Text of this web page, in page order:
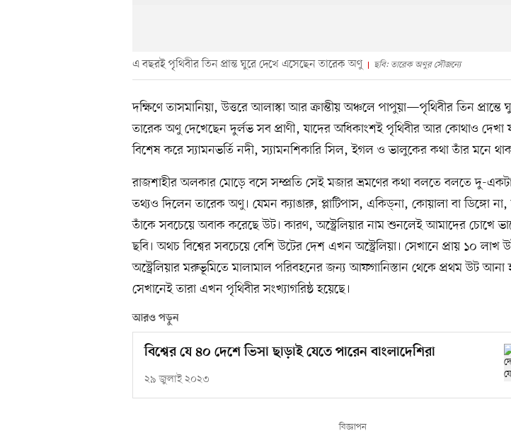
এ বছরই পৃথিবীর তিন প্রান্ত ঘুরে দেখে এসেছেন তারেক অণু ছবি: তারেক অণুর সৌজন্যে
দক্ষিণে তাসমানিয়া, উত্তরে আলাস্কা আর ক্রান্তীয় অঞ্চলে পাপুয়া—পৃথিবীর তিন প্রান্তে
তারেক অণু দেখেছেন দুর্লভ সব প্রাণী, যাদের অধিকাংশই পৃথিবীর আর কোথাও দেখা
বিশেষ করে স্যামনভর্তি নদী, স্যামনশিকারি সিল, ইগল ও ভালুকের কথা তাঁর মনে
রাজশাহীর অলকার মোড়ে বসে সম্প্রতি সেই মজার ভ্রমণের কথা বলতে বলতে দু-
তথ্যও দিলেন তারেক অণু। যেমন ক্যাঙারু, প্লাটিপাস, একিড্‌না, কোয়ালা বা ডিঙ্গো না,
তাঁকে সবচেয়ে অবাক করেছে উট। কারণ, অস্ট্রেলিয়ার নাম শুনলেই আমাদের চোখে
ছবি। অথচ বিশ্বের সবচেয়ে বেশি উটের দেশ এখন অস্ট্রেলিয়া। সেখানে প্রায় ১০ লাখ
অস্ট্রেলিয়ার মরুভূমিতে মালামাল পরিবহনের জন্য আফগানিস্তান থেকে প্রথম উট আনা
সেখানেই তারা এখন পৃথিবীর সংখ্যাগরিষ্ঠ হয়েছে।
আরও পড়ুন
বিশ্বের যে ৪০ দেশে ভিসা ছাড়াই যেতে পারেন বাংলাদেশিরা
২৯ জুলাই ২০২৩